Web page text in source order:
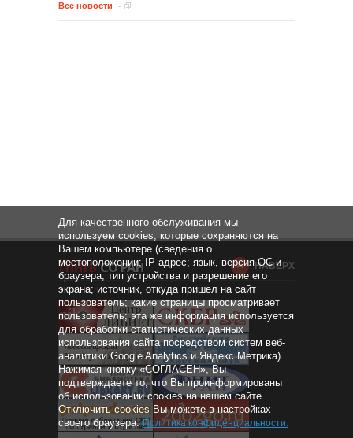
Все новости
НАВЕРХ
Для качественного обслуживания мы
используем cookies, которые сохраняются на
Вашем компьютере (сведения о
местоположении; IP-адрес; язык, версия ОС и
браузера; тип устройства и разрешение его
экрана; источник, откуда пришел на сайт
пользователь; какие страницы просматривает
пользователь; эта же информация используется
для обработки статистических данных
использования сайта посредством систем веб-
аналитики Google Analytics и Яндекс.Метрика).
Нажимая кнопку «СОГЛАСЕН», Вы
подтверждаете то, что Вы проинформированы
об использовании cookies на нашем сайте.
Отключить cookies Вы можете в настройках
своего браузера.Политика конфиденциальности.